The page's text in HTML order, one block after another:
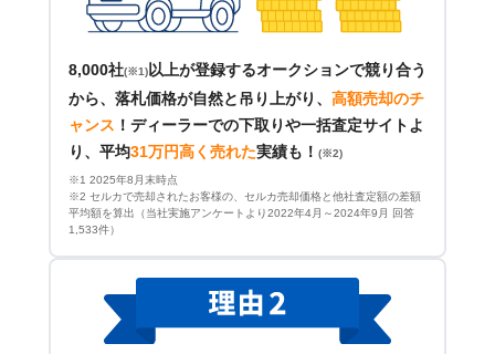
8,000社(※1) 以上が登録するオークションで競り合う
から、落札価格が自然と吊り上がり、 高額売却のチ
ャンス ！ ディーラーでの下取りや一括査定サイトよ
り、平均31万円高く売れた実績も！ (※2)
※1 2025年8月末時点
※2 セルカで売却されたお客様の、セルカ売却価格と他社査定額の差額
平均額を算出（当社実施アンケートより2022年4月～2024年9月 回答
1,533件）